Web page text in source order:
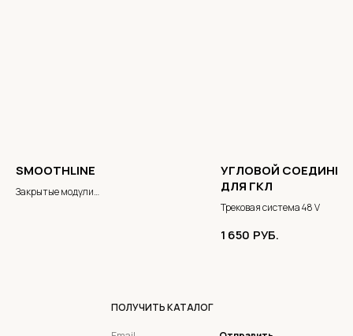
SMOOTHLINE
Закрытые модули
УГЛОВОЙ
ДЛЯ ГКЛ
Трековая система 48 V
1 650 РУБ.
ПОЛУЧИТЬ КАТАЛОГ